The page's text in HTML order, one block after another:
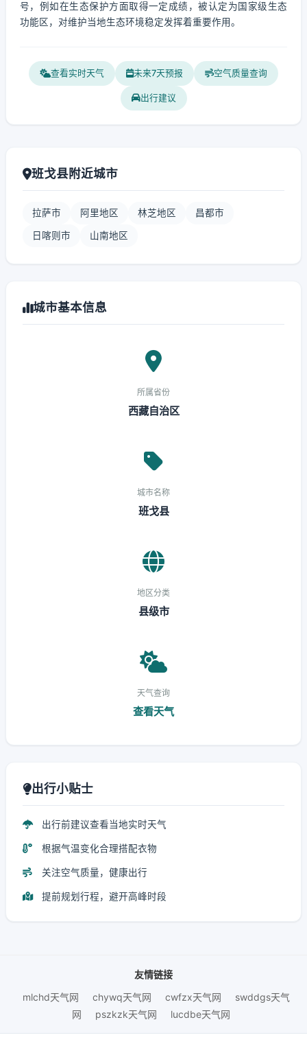
号，例如在生态保护方面取得一定成绩，被认定为国家级生态
功能区，对维护当地生态环境稳定发挥着重要作用。
查看实时天气 未来7天预报 空气质量查询
出行建议
班戈县附近城市
拉萨市 阿里地区 林芝地区 昌都市
日喀则市 山南地区
城市基本信息
所属省份
西藏自治区
城市名称
班戈县
地区分类
县级市
天气查询
查看天气
出行小贴士
出行前建议查看当地实时天气
根据气温变化合理搭配衣物
关注空气质量，健康出行
提前规划行程，避开高峰时段
友情链接
mlchd天气网
chywq天气网 cwfzx天气网
swddgs天气
网
pszkzk天气网 lucdbe天气网